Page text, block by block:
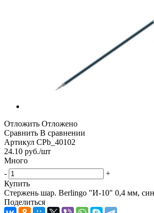
Отложить Отложено
Сравнить В сравнении
Артикул CPb_40102
24.10 руб./шт
Много
-
+
Купить
Стержень шар. Berlingo "И-10" 0,4 мм,
Поделиться